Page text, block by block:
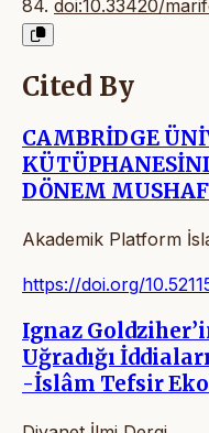
84. doi:10.33420/
Cited By
CAMBRİDGE
DÖNEM
Akademik Platform
https://doi.org/
Ignaz
Uğradığı
-İslâm Tefsir